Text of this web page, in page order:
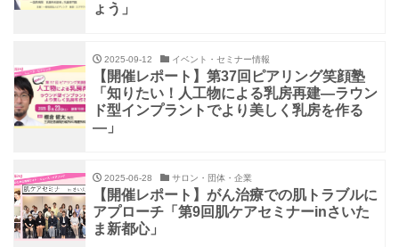
ょう」
2025-09-12 イベント・セミナー情報
【開催レポート】第37回ピアリング笑顔塾
「知りたい！人工物による乳房再建―ラウン
ド型インプラントでより美しく乳房を作る
―」
2025-06-28 サロン・団体・企業
【開催レポート】がん治療での肌トラブルに
アプローチ「第9回肌ケアセミナーinさいた
ま新都心」